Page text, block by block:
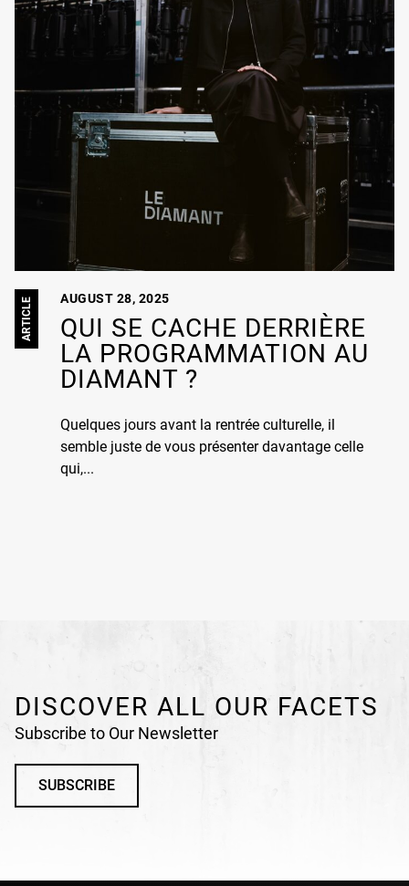
ARTICLE
QUI SE CACHE DERRIÈRE
LA PROGRAMMATION AU
DIAMANT ?
AUGUST 28, 2025
Quelques jours avant la rentrée culturelle, il
semble juste de vous présenter davantage celle
qui,...
DISCOVER ALL OUR FACETS
Subscribe to Our Newsletter
SUBSCRIBE